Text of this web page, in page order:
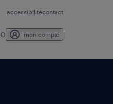
accessibilitécontact
0 mon compte